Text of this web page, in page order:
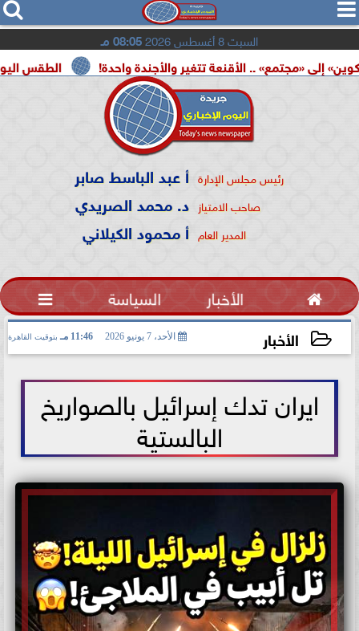
  
السبت 8 أغسطس 2026 08:05 مـ
الطقس اليوم.. شديد .. الأقنعة تتغير والأجندة واحدة!
رئيس مجلس الإدارة أ عبد الباسط صابر
صاحب الامتياز د. محمد الصريدي
المدير العام أ محمود الكيلاني
 الأخبار السياسة 
الأخبار الأحد، 7 يونيو 2026 11:46 مـ بتوقيت القاهرة
ايران تدك إسرائيل بالصواريخ
البالستية